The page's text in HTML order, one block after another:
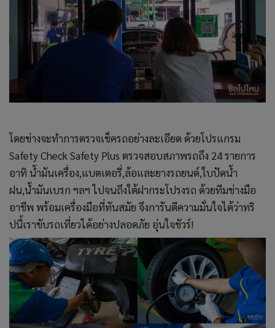
โดยช่างจะทำการตรวจเช็ครถอย่างละเอียด ด้วยโปรแกรม
Safety Check Safety Plus ตรวจสอบสภาพรถถึง 24 รายการ
อาทิ น้ำมันเครื่อง,แบตเตอรี่,ล้อและยางรถยนต์,ใบปัดน้ำ
ฝน,น้ำมันเบรก ฯลฯ ไปจนถึงใต้ฝากระโปรงรถ ด้วยทีมช่างมือ
อาชีพ พร้อมเครื่องมือที่ทันสมัย จึงการันตีความมั่นใจได้ว่าทริ
ปนี้เราขับรถเที่ยวได้อย่างปลอดภัย อุ่นใจชัวร์!